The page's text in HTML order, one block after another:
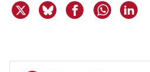
Deel dit item op X
Deel dit item op
Deel dit item
Delen via